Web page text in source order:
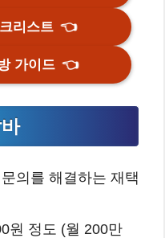
크리스트👈
가이드👈
의를 해결하는 재택
원 정도 (월 200만